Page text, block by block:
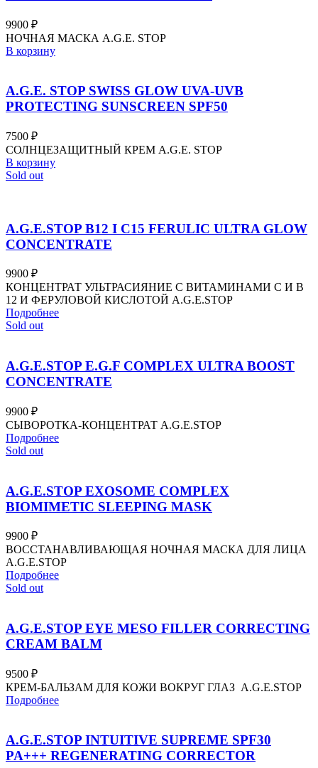
9900 ₽
НОЧНАЯ МАСКА A.G.E. STOP
В корзину
A.G.E. STOP SWISS GLOW UVA-UVB
PROTECTING SUNSCREEN SPF50
7500 ₽
СОЛНЦЕЗАЩИТНЫЙ КРЕМ A.G.E. STOP
В корзину
Sold out
A.G.E.STOP B12 I C15 FERULIC ULTRA GLOW
CONCENTRATE
9900 ₽
КОНЦЕНТРАТ УЛЬТРАСИЯНИЕ С ВИТАМИНАМИ С И В
12 И ФЕРУЛОВОЙ КИСЛОТОЙ A.G.E.STOP
Подробнее
Sold out
A.G.E.STOP E.G.F COMPLEX ULTRA BOOST
CONCENTRATE
9900 ₽
СЫВОРОТКА-КОНЦЕНТРАТ A.G.E.STOP
Подробнее
Sold out
A.G.E.STOP EXOSOME COMPLEX
BIOMIMETIC SLEEPING MASK
9900 ₽
ВОССТАНАВЛИВАЮЩАЯ НОЧНАЯ МАСКА ДЛЯ ЛИЦА
A.G.E.STOP
Подробнее
Sold out
A.G.E.STOP EYE MESO FILLER CORRECTING
CREAM BALM
9500 ₽
КРЕМ-БАЛЬЗАМ ДЛЯ КОЖИ ВОКРУГ ГЛАЗ A.G.E.STOP
Подробнее
A.G.E.STOP INTUITIVE SUPREME SPF30
PA+++ REGENERATING CORRECTOR